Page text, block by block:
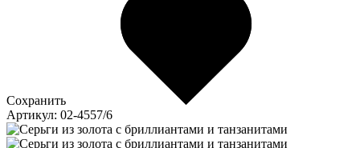
Сохранить
Артикул: 02-4557/6